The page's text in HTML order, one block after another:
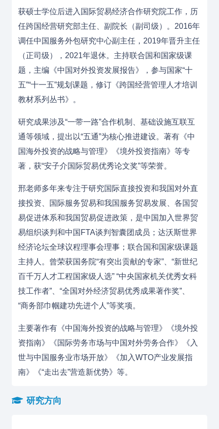
获硕士学位后进入国际贸易经济合作研究院工作，历
任跨国经营研究部主任、副院长（副司级）。2016年
调任中国服务外包研究中心副主任，2019年晋升主任
（正司级），2021年退休。主持联合国和国家级课
题，主编《中国对外投资发展报告》，参与国家“十
五”“十一五”规划课题，修订《跨国经营管理人才培训
教材系列丛书》。
研究成果涉及“一带一路”合作机制、基础设施互联互
通等领域，提出以“五通”为核心推进建设。著有《中
国海外投资的战略与管理》《境外投资指南》等专
著，获“安子介国际贸易优秀论文奖”等荣誉。
邢老师多年来专注于研究国际直接投资和我国对外直
接投资、国际服务贸易和我国服务贸易发展、各国贸
易促进体系和我国贸易促进政策，是中国加入世界贸
易组织谈判和中国FTA谈判智囊团成员；达沃斯世界
经济论坛全球议程理事会理事；联合国和国家级课题
主持人。曾荣获国务院“有突出贡献的专家”、“新世纪
百千万人才工程国家级人选” “中央国家机关优秀女科
技工作者”、“全国对外经济贸易优秀成果著作奖”、
“商务部巾帼建功先进个人”等奖项。
主要著作有《中国海外投资的战略与管理》《境外投
资指南》《国际劳务市场与中国对外劳务合作》《入
世与中国服务业市场开放》《加入WTO产业发展指
南》《“走出去”营造新优势》等。
研究方向